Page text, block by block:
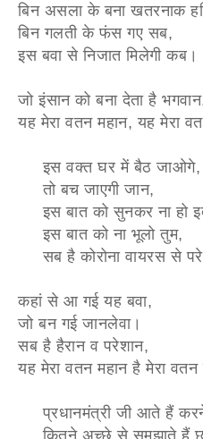
बिन असला के बना खतरनाक
बिन गलती के फंस गए सब,
इस बवा से निजात मिलेगी कब।
जो इंसान को बना देता है
यह मेरा वतन महान, यह मेरा
इस वक्त घर में बैठ जाओगे,
तो बच जाएगी जान,
इस बात को सुनकर ना हो
इस बात को ना भूलो तुम,
सब है कोरोना वायरस से
कहां से आ गई यह बवा,
जो बन गई जानलेवा।
सब है हैरान व परेशान,
यह मेरा वतन महान है मेरा वतन
प्रधानमंत्री जी आते हैं